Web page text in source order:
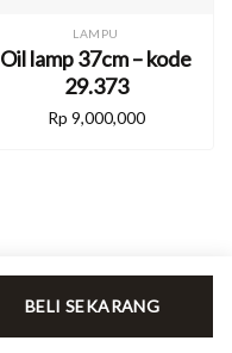
BELI SEKARANG
LAMPU
Oil lamp 37cm – kode
29.373
Rp 9,000,000